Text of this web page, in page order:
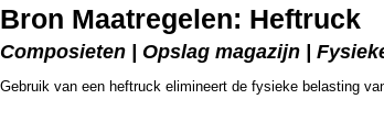
Bron Maatregelen: Heftruck
Composieten | Opslag magazijn |
Gebruik van een heftruck elimineert de fysieke belasting